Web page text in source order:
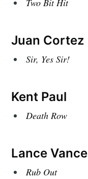
Juan Cortez
Sir, Yes Sir!
Kent Paul
Death Row
Lance Vance
Rub Out